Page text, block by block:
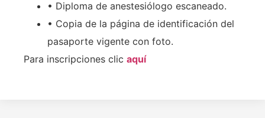
• Diploma de anestesiólogo escaneado.
• Copia de la página de identificación del
pasaporte vigente con foto.
Para inscripciones clic aquí